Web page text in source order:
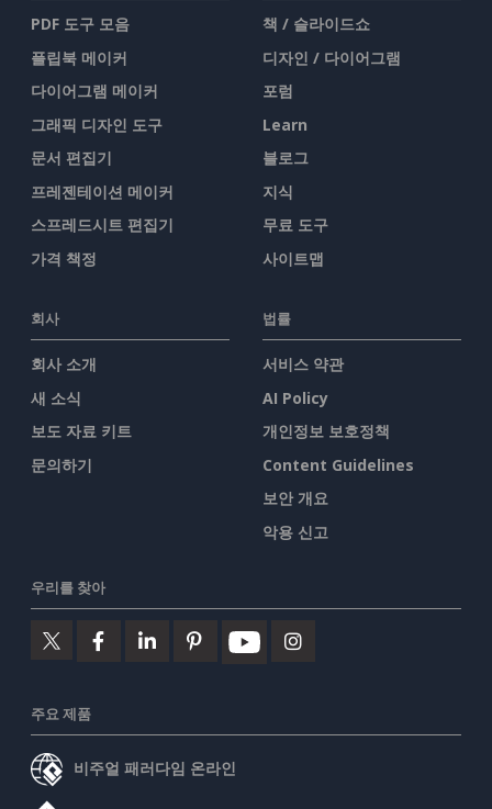
PDF 도구 모음
플립북 메이커
다이어그램 메이커
그래픽 디자인 도구
문서 편집기
프레젠테이션 메이커
스프레드시트 편집기
가격 책정
책 / 슬라이드쇼
디자인 / 다이어그램
포럼
Learn
블로그
지식
무료 도구
사이트맵
회사
회사 소개
새 소식
보도 자료 키트
문의하기
법률
서비스 약관
AI Policy
개인정보 보호정책
Content Guidelines
보안 개요
악용 신고
우리를 찾아
주요 제품
비주얼 패러다임 온라인